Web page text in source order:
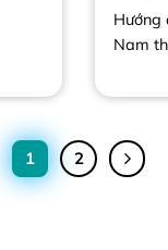
Hướng
Nam
1 2